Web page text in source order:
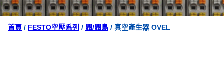
首頁 / FESTO空壓系列 / 閥/閥島 / 真空產生器 OVEL